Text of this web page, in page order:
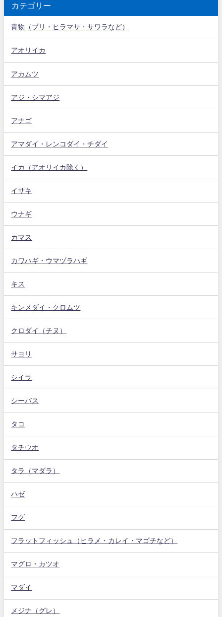
カテゴリー
青物（ブリ・ヒラマサ・サワラなど）
アオリイカ
アカムツ
アジ・シマアジ
アナゴ
アマダイ・レンコダイ・チダイ
イカ（アオリイカ除く）
イサキ
ウナギ
カマス
カワハギ・ウマヅラハギ
キス
キンメダイ・クロムツ
クロダイ（チヌ）
サヨリ
シイラ
シーバス
タコ
タチウオ
タラ（マダラ）
ハゼ
フグ
フラットフィッシュ（ヒラメ・カレイ・マゴチなど）
マグロ・カツオ
マダイ
メジナ（グレ）